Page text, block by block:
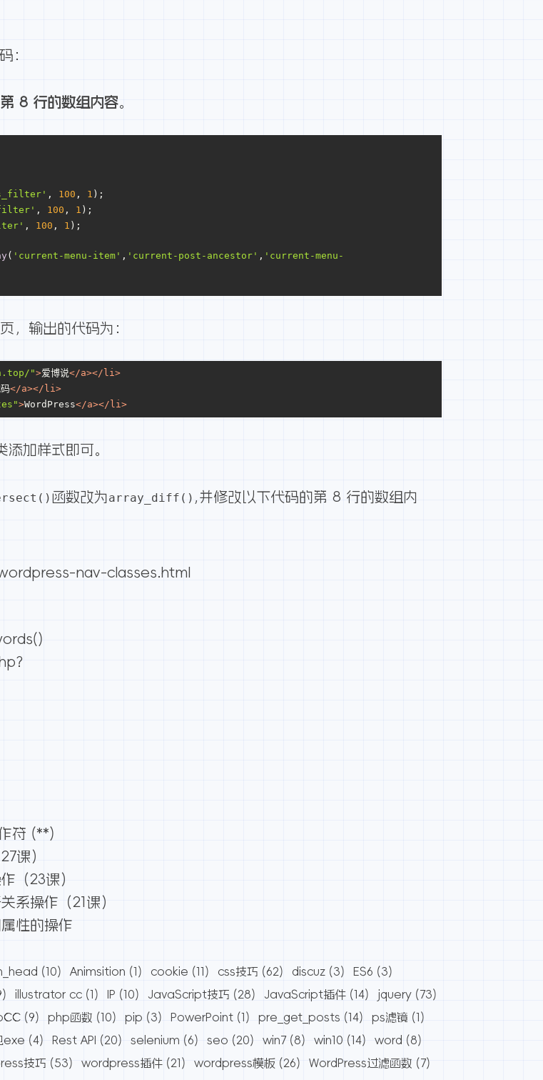
：
8 行的数组内容。
, 100 , 1 );
, 100 , 1 );
, 100 , 1 );
( 'current-menu-item' , 'current-post-ancestor' , 'current-menu-
，输出的代码为：
">爱博说</a></ li>
</a></ li>
>WordPress</a></ li>
加样式即可。
函数改为array_diff() ,并修改以下代码的第 8 行的数组内
nav-classes.html
？
符 (**)
课）
（23课）
系操作（21课）
性的操作
(10) Animsition (1) cookie (11) css技巧 (62) discuz (3) ES6 (3)
illustrator cc (1) IP (10) JavaScript技巧 (28) JavaScript插件 (14) jquery (73)
(9) php函数 (10) pip (3) PowerPoint (1) pre_get_posts (14) ps滤镜 (1)
exe (4) Rest API (20) selenium (6) seo (20) win7 (8) win10 (14) word (8)
技巧 (53) wordpress插件 (21) wordpress模板 (26) WordPress过滤函数 (7)